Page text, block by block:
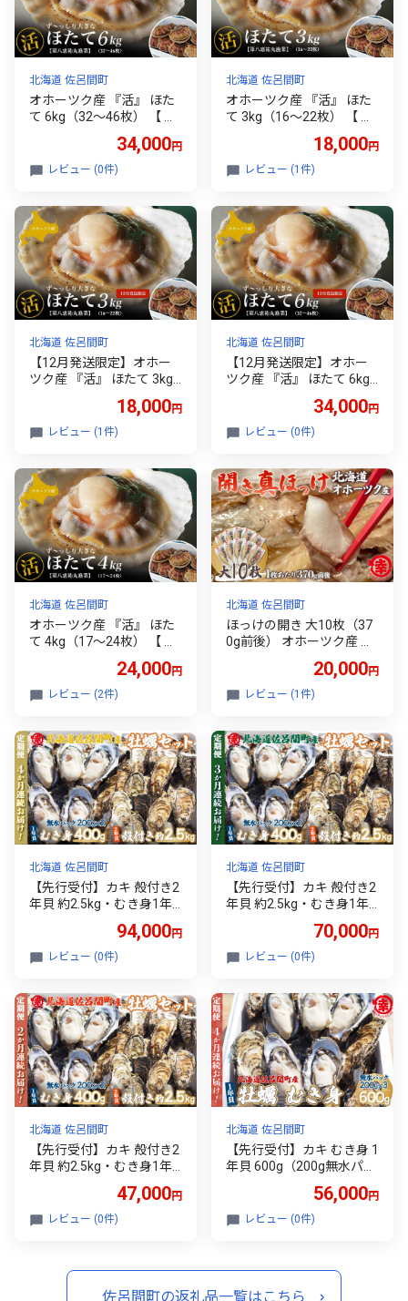
北海道 佐呂間町
オホーツク産 『活』 ほた
て 6kg（32～46枚） 【 ふ
ランキング 魚介類 貝 帆立
ホタテ ホタテ 帆立貝柱 ホ
RMN002
34,000円
レビュー (0件)
北海道 佐呂間町
オホーツク産 『活』 ほた
て 3kg（16～22枚） 【 ふ
ランキング 魚介類 貝 帆立
ホタテ ほたて 帆立貝柱 ホ
RMN001
18,000円
レビュー (1件)
北海道 佐呂間町
【12月発送限定】オホー
ツク産 『活』 ほたて 3kg
納税 人気 おすすめ ランキ
ング 魚介類 貝 ほたて ホタ
佐呂間町 送料無料 】 SRM
N022
18,000円
レビュー (1件)
北海道 佐呂間町
【12月発送限定】オホー
ツク産 『活』 ほたて 6kg
納税 人気 おすすめ ランキ
ング 魚介類 貝 ほたて ホタ
佐呂間町 送料無料】 SRM
N029
34,000円
レビュー (0件)
北海道 佐呂間町
オホーツク産 『活』 ほた
て 4kg（17～24枚） 【 ふ
ランキング 魚介類 貝 ほた
て ホタテ 帆立 帆立貝柱 ホ
】 SRMN015
24,000円
レビュー (2件)
北海道 佐呂間町
ほっけの開き 大10枚（37
0g前後） オホーツク産 真
気 おすすめ ランキング ほ
っけ ホッケ 開きホッケ 開
干物 ギフト プレゼント 贈
答 贈り物 焼き魚 海鮮 10枚
冷凍 オホーツク 北海道 佐
呂間町 送料無料 】 SRMA
019
20,000円
レビュー (1件)
北海道 佐呂間町
【先行受付】カキ 殻付き2
年貝 約2.5kg・むき身1年
［4回定期便］（10月中旬
以降順次発送開始予定）【
き 貝 むき身 殻付き 殻付
殻付きカキ 殻付き牡蠣 カ
キむき身 グルメ ギフト 贈
答 贈り物 BBQ バーベキュ
ー 貝類 冷蔵 海鮮 定期便
オホーツク 北海道 佐呂間
町 送料無料 】 SRMA011
94,000円
レビュー (0件)
北海道 佐呂間町
【先行受付】カキ 殻付き2
年貝 約2.5kg・むき身1年
［3回定期便］（10月中旬
以降順次発送開始予定）【
き 貝 牡蠣貝 かき貝 カキ貝
むき身 殻付き 殻付 殻付き
カキ グルメ ギフト 贈答 贈
り物 BBQ バーベキュー 貝
類 冷蔵 海鮮 定期便 オホー
ツク 北海道 佐呂間町 送料
無料 】 SRMA010
70,000円
レビュー (0件)
北海道 佐呂間町
【先行受付】カキ 殻付き2
年貝 約2.5kg・むき身1年
［2回定期便］（10月中旬
以降順次発送開始予定）【
殻付きカキ 殻付き牡蠣 カ
キむき身 グルメ ギフト 贈
47,000円
レビュー (0件)
北海道 佐呂間町
【先行受付】カキ むき身 1
年貝 600g（200g無水パッ
期便］（10月中旬以降順
次発送予定） 【 ふるさと
かきむき身 グルメ ギフト
贈答 贈り物 BBQ バーベキ
56,000円
レビュー (0件)
佐呂間町の返礼品一覧はこちら